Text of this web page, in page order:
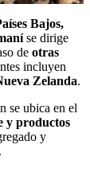
Bajos,
se dirige
de otras
incluyen
Zelanda.
se ubica en el
y productos
y